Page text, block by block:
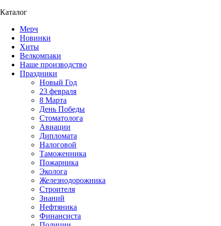
Каталог
Мерч
Новинки
Хиты
Велкомпаки
Наше производство
Праздники
Новый Год
23 февраля
8 Марта
День Победы
Cтоматолога
Авиации
Дипломата
Налоговой
Таможенника
Пожарника
Эколога
Железнодорожника
Строителя
Знаний
Нефтяника
Финансиста